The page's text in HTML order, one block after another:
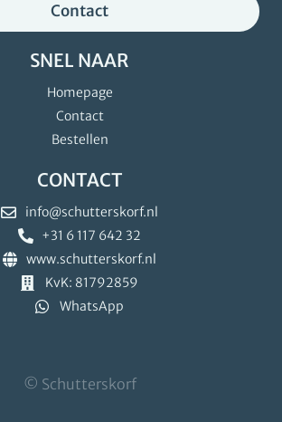
Contact
SNEL NAAR
Homepage
Contact
Bestellen
CONTACT
info@schutterskorf.nl
+31 6 117 642 32
www.schutterskorf.nl
KvK: 81792859
WhatsApp
© Schutterskorf